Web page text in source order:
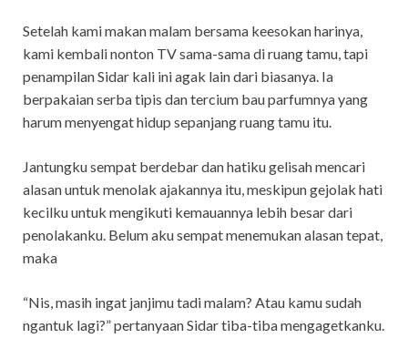
Setelah kami makan malam bersama keesokan harinya,
kami kembali nonton TV sama-sama di ruang tamu, tapi
penampilan Sidar kali ini agak lain dari biasanya. Ia
berpakaian serba tipis dan tercium bau parfumnya yang
harum menyengat hidup sepanjang ruang tamu itu.
Jantungku sempat berdebar dan hatiku gelisah mencari
alasan untuk menolak ajakannya itu, meskipun gejolak hati
kecilku untuk mengikuti kemauannya lebih besar dari
penolakanku. Belum aku sempat menemukan alasan tepat,
maka
“Nis, masih ingat janjimu tadi malam? Atau kamu sudah
ngantuk lagi?” pertanyaan Sidar tiba-tiba mengagetkanku.